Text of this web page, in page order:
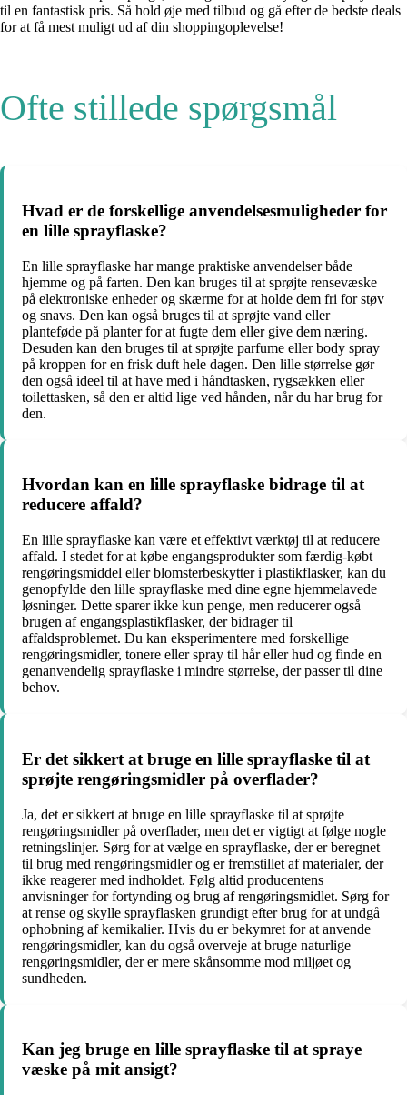
til en fantastisk pris. Så hold øje med tilbud og gå efter de bedste deals
for at få mest muligt ud af din shoppingoplevelse!
Ofte stillede spørgsmål
Hvad er de forskellige anvendelsesmuligheder for
en lille sprayflaske?
En lille sprayflaske har mange praktiske anvendelser både
hjemme og på farten. Den kan bruges til at sprøjte rensevæske
på elektroniske enheder og skærme for at holde dem fri for støv
og snavs. Den kan også bruges til at sprøjte vand eller
planteføde på planter for at fugte dem eller give dem næring.
Desuden kan den bruges til at sprøjte parfume eller body spray
på kroppen for en frisk duft hele dagen. Den lille størrelse gør
den også ideel til at have med i håndtasken, rygsækken eller
toilettasken, så den er altid lige ved hånden, når du har brug for
den.
Hvordan kan en lille sprayflaske bidrage til at
reducere affald?
En lille sprayflaske kan være et effektivt værktøj til at reducere
affald. I stedet for at købe engangsprodukter som færdig-købt
rengøringsmiddel eller blomsterbeskytter i plastikflasker, kan du
genopfylde den lille sprayflaske med dine egne hjemmelavede
løsninger. Dette sparer ikke kun penge, men reducerer også
brugen af engangsplastikflasker, der bidrager til
affaldsproblemet. Du kan eksperimentere med forskellige
rengøringsmidler, tonere eller spray til hår eller hud og finde en
genanvendelig sprayflaske i mindre størrelse, der passer til dine
behov.
Er det sikkert at bruge en lille sprayflaske til at
sprøjte rengøringsmidler på overflader?
Ja, det er sikkert at bruge en lille sprayflaske til at sprøjte
rengøringsmidler på overflader, men det er vigtigt at følge nogle
retningslinjer. Sørg for at vælge en sprayflaske, der er beregnet
til brug med rengøringsmidler og er fremstillet af materialer, der
ikke reagerer med indholdet. Følg altid producentens
anvisninger for fortynding og brug af rengøringsmidlet. Sørg for
at rense og skylle sprayflasken grundigt efter brug for at undgå
ophobning af kemikalier. Hvis du er bekymret for at anvende
rengøringsmidler, kan du også overveje at bruge naturlige
rengøringsmidler, der er mere skånsomme mod miljøet og
sundheden.
Kan jeg bruge en lille sprayflaske til at spraye
væske på mit ansigt?